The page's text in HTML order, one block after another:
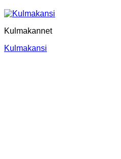
Kulmakannet
Kulmakansi